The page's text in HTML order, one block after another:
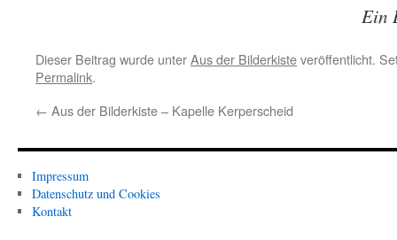
Ein
Dieser Beitrag wurde unterAus der Bilderkisteveröffentlicht.
Permalink.
← Aus der Bilderkiste – Kapelle Kerperscheid
Impressum
Datenschutz und Cookies
Kontakt